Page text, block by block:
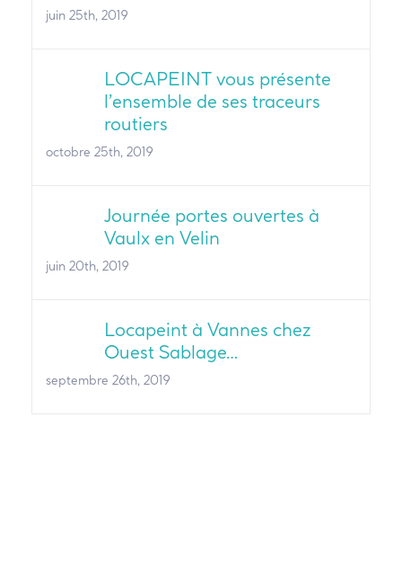
juin 25th, 2019
LOCAPEINT vous présente
l’ensemble de ses traceurs
routiers
octobre 25th, 2019
Journée portes ouvertes à
Vaulx en Velin
juin 20th, 2019
Locapeint à Vannes chez
Ouest Sablage…
septembre 26th, 2019